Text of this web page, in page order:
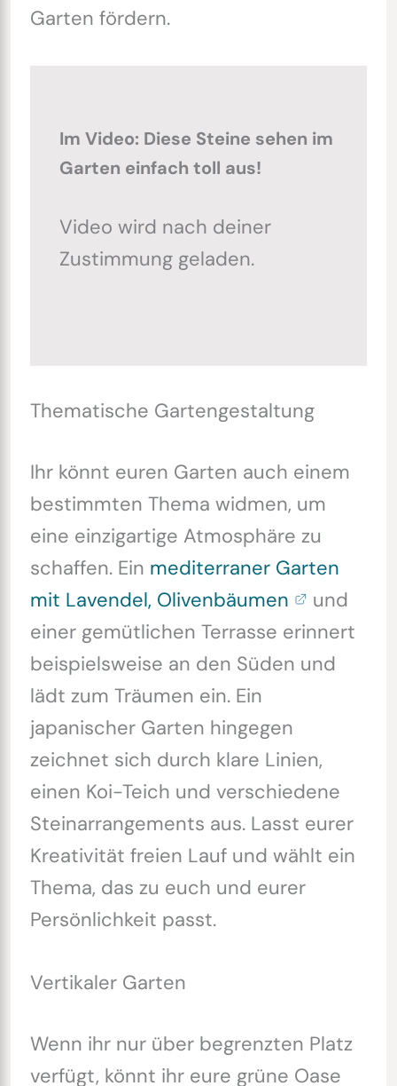
Garten fördern.
Im Video: Diese Steine sehen im
Garten einfach toll aus!
Video wird nach deiner
Zustimmung geladen.
Thematische Gartengestaltung
Ihr könnt euren Garten auch einem
bestimmten Thema widmen, um
eine einzigartige Atmosphäre zu
schaffen. Ein mediterraner Garten
mit Lavendel, Olivenbäumen
und
einer gemütlichen Terrasse erinnert
beispielsweise an den Süden und
lädt zum Träumen ein. Ein
japanischer Garten hingegen
zeichnet sich durch klare Linien,
einen Koi-Teich und verschiedene
Steinarrangements aus. Lasst eurer
Kreativität freien Lauf und wählt ein
Thema, das zu euch und eurer
Persönlichkeit passt.
Vertikaler Garten
Wenn ihr nur über begrenzten Platz
verfügt, könnt ihr eure grüne Oase